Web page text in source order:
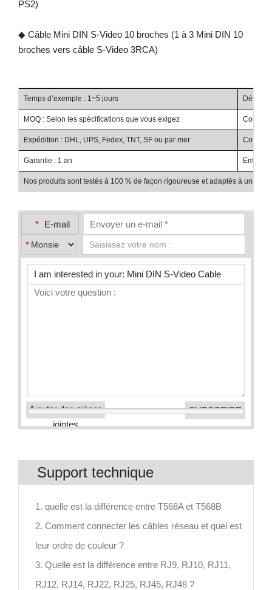
PS2)
◆ Câble Mini DIN S-Video 10 broches (1 à 3 Mini DIN 10
broches vers câble S-Video 3RCA)
Temps d’exemple : 1~5 jours Délai
MOQ : Selon les spécifications que vous exigez
Expédition : DHL, UPS, Fedex, TNT, SF ou par mer
Garantie : 1 an
Nos produits sont testés à 100 % de façon rigoureuse et adaptés à une
* E-mail
*
Ajouter des pièces
jointes
Support technique
1. quelle est la différence entre T568A et T568B
2. Comment connecter les câbles réseau et quel est
leur ordre de couleur ?
3. Quelle est la différence entre RJ9, RJ10, RJ11,
RJ12, RJ14, RJ22, RJ25, RJ45, RJ48 ?